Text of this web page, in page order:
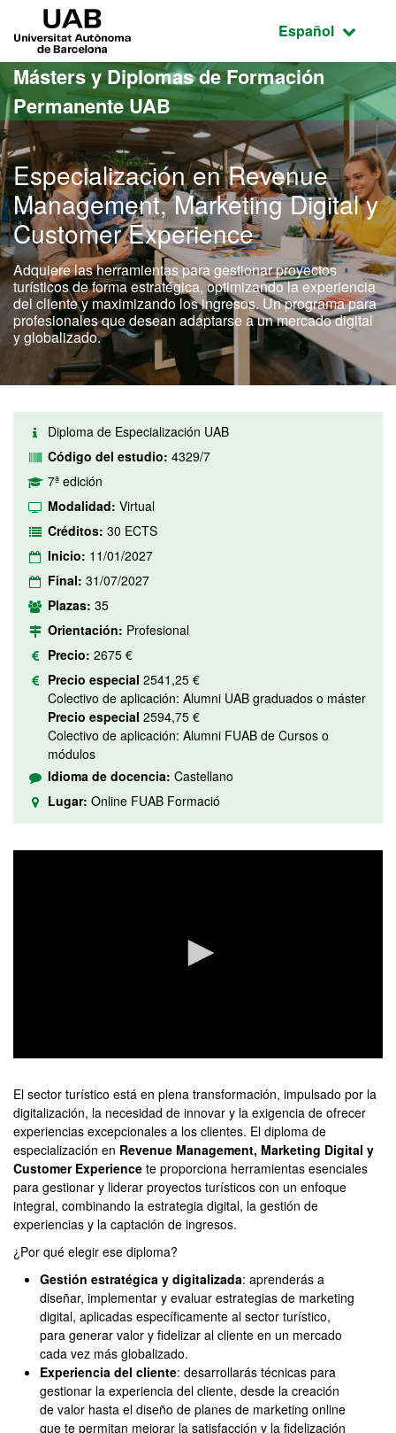
Acceso al contenido principal
Acceso a la navegación de la página
Idioma
Español
Másters y Diplomas de Formación
Permanente UAB
Especialización en Revenue
Management, Marketing Digital y
Customer Experience
Adquiere las herramientas para gestionar proyectos
turísticos de forma estratégica, optimizando la experiencia
del cliente y maximizando los ingresos. Un programa para
profesionales que desean adaptarse a un mercado digital
y globalizado.
Diploma de Especialización UAB
Código del estudio: 4329/7
7ª edición
Modalidad: Virtual
Créditos: 30 ECTS
Inicio: 11/01/2027
Final: 31/07/2027
Plazas: 35
Orientación: Profesional
Precio: 2675 €
Precio especial 2541,25 €
Colectivo de aplicación: Alumni UAB graduados o máster
Precio especial 2594,75 €
Colectivo de aplicación: Alumni FUAB de Cursos o
módulos
Idioma de docencia: Castellano
Lugar: Online FUAB Formació
of
0
seconds
El sector turístico está en plena transformación, impulsado por la
digitalización, la necesidad de innovar y la exigencia de ofrecer
experiencias excepcionales a los clientes. El diploma de
especialización en Revenue Management, Marketing Digital y
Customer Experience te proporciona herramientas esenciales
para gestionar y liderar proyectos turísticos con un enfoque
integral, combinando la estrategia digital, la gestión de
experiencias y la captación de ingresos.
¿Por qué elegir ese diploma?
Gestión estratégica y digitalizada: aprenderás a
diseñar, implementar y evaluar estrategias de marketing
digital, aplicadas específicamente al sector turístico,
para generar valor y fidelizar al cliente en un mercado
cada vez más globalizado.
Experiencia del cliente: desarrollarás técnicas para
gestionar la experiencia del cliente, desde la creación
de valor hasta el diseño de planes de marketing online
que te permitan mejorar la satisfacción y la fidelización